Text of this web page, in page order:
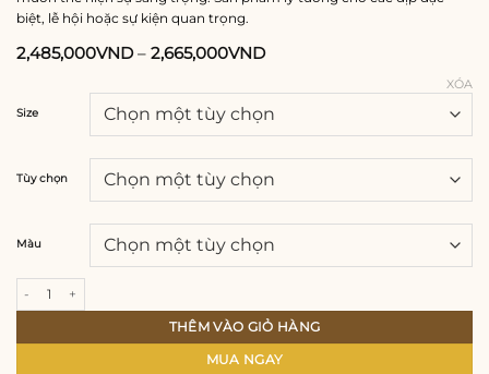
biệt, lễ hội hoặc sự kiện quan trọng.
2,485,000VND– 2,665,000VND
Size
Tùy chọn
Màu
XÓA
THÊM VÀO GIỎ HÀNG
MUA NGAY